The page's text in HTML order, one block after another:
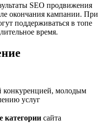
SEO продвижения
окончания кампании. При
поддерживаться в топе
время.
конкуренцией, молодым
услуг
категории сайта